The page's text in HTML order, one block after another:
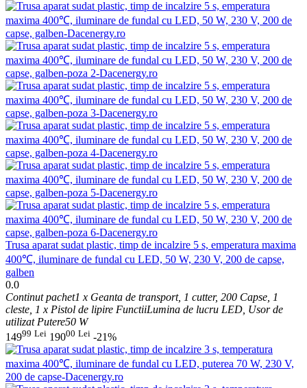
​Trusa aparat sudat plastic, timp de incalzire 5 s, emperatura maxima
400℃, iluminare de fundal cu LED, 50 W, 230 V, 200 de capse,
galben
0.0
Continut pachet1 x Geanta de transport, 1 cutter, 200 Capse, 1
cleste, 1 x Pistol de lipire FunctiiLumina de lucru LED, Usor de
utilizat Putere50 W
14999 Lei 19000 Lei -21%